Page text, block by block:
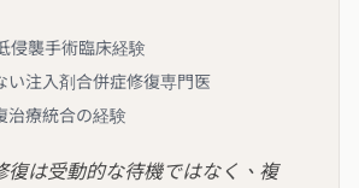
侵襲手術臨床経験
い注入剤合併症修復専門医
治療統合の経験
復は受動的な待機ではなく、複